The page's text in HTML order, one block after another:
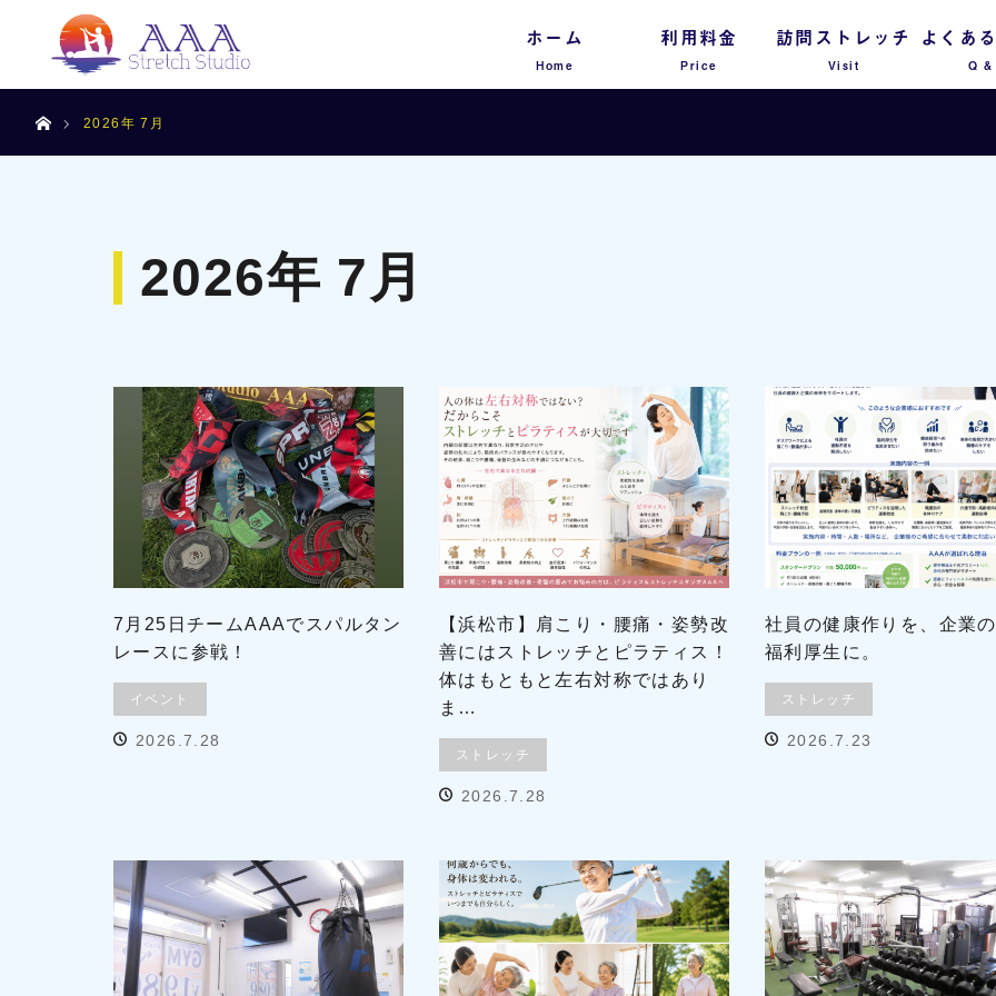
ホーム
Home
利用料金
Price
訪問ストレッチ
Visit
よくあ
Q
2026年 7月
2026年 7月
7月25日チームAAAでスパルタン
レースに参戦！
イベント
2026.7.28
【浜松市】肩こり・腰痛・姿勢改
善にはストレッチとピラティス！
体はもともと左右対称ではあり
ま…
ストレッチ
2026.7.28
社員の健康作りを、企業
福利厚生に。
ストレッチ
2026.7.23